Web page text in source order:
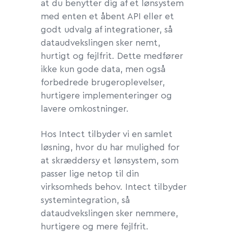
at du benytter dig af et lønsystem
med enten et åbent API eller et
godt udvalg af integrationer, så
dataudvekslingen sker nemt,
hurtigt og fejlfrit. Dette medfører
ikke kun gode data, men også
forbedrede brugeroplevelser,
hurtigere implementeringer og
lavere omkostninger.
Hos Intect tilbyder vi en samlet
løsning, hvor du har mulighed for
at skræddersy et lønsystem, som
passer lige netop til din
virksomheds behov. Intect tilbyder
systemintegration, så
dataudvekslingen sker nemmere,
hurtigere og mere fejlfrit.